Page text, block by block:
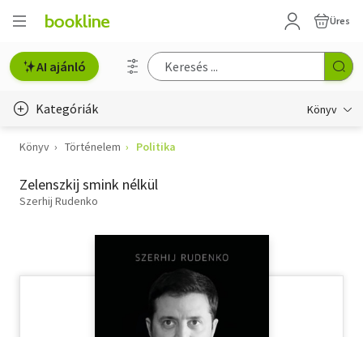
Üres
AI ajánló
Kategóriák Könyv
Életmód, egészség
Erotika
Könyv Történelem Politika
Zelenszkij smink nélkül
Szerhij Rudenko